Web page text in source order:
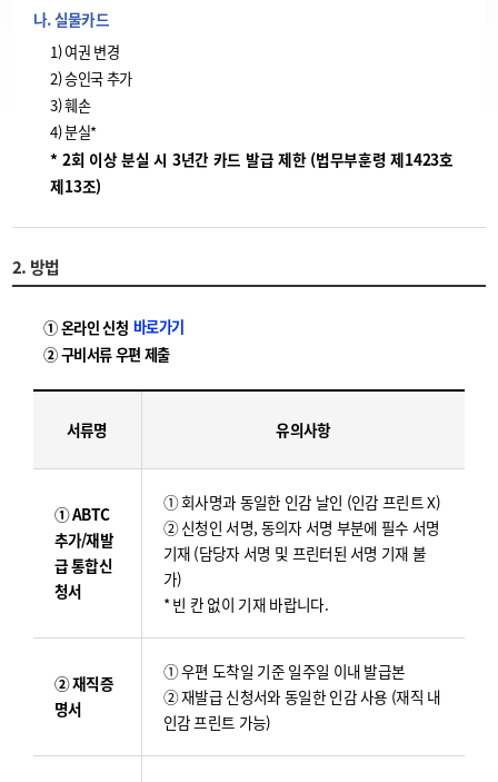
나. 실물카드
1) 여권 변경
2) 승인국 추가
3) 훼손
4) 분실*
* 2회 이상 분실 시 3년간 카드 발급 제한 (법무부훈령 제1423호
제13조)
2. 방법
① 온라인 신청 바로가기
② 구비서류 우편 제출
서류명 유의사항
① ABTC
추가/재발
급 통합신
청서
① 회사명과 동일한 인감 날인 (인감 프린트 X)
② 신청인 서명, 동의자 서명 부분에 필수 서명
기재 (담당자 서명 및 프린터된 서명 기재 불
가)
* 빈 칸 없이 기재 바랍니다.
② 재직증
명서
① 우편 도착일 기준 일주일 이내 발급본
② 재발급 신청서와 동일한 인감 사용 (재직 내
인감 프린트 가능)